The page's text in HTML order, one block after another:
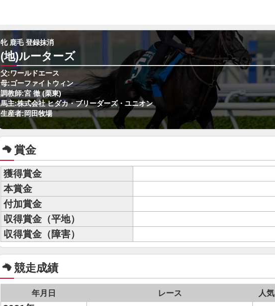
牝 鹿毛 登録抹消
(地)ルーターズ
父:ワールドエース
母:ゴーファイトウィン
調教師:宮 徹 (栗東)
馬主:株式会社 ヒダカ・ブリーダーズ・ユニオン
生産者:岡田牧場
賞金
獲得賞金
本賞金
付加賞金
収得賞金（平地）
収得賞金（障害）
競走成績
年月日 レース 人気